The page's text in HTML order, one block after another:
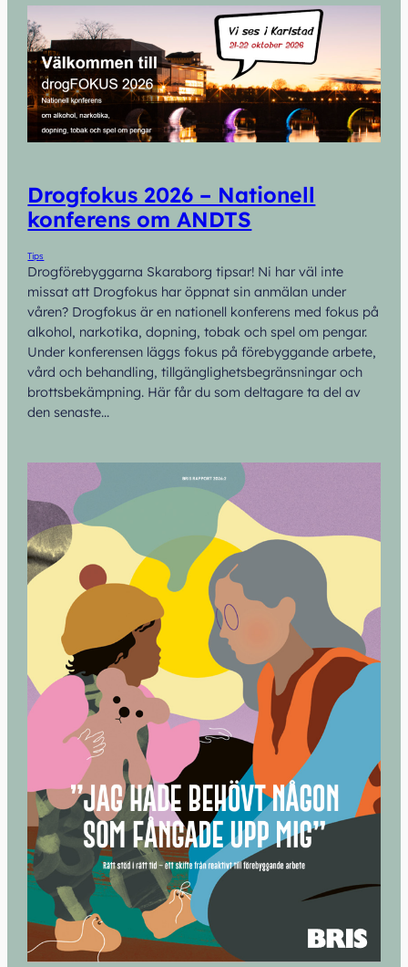
Drogfokus 2026 – Nationell
konferens om ANDTS
Tips
Drogförebyggarna Skaraborg tipsar! Ni har väl inte
missat att Drogfokus har öppnat sin anmälan under
våren? Drogfokus är en nationell konferens med fokus på
alkohol, narkotika, dopning, tobak och spel om pengar.
Under konferensen läggs fokus på förebyggande arbete,
vård och behandling, tillgänglighetsbegränsningar och
brottsbekämpning. Här får du som deltagare ta del av
den senaste…